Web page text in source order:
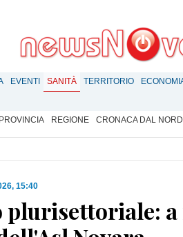
EVENTI SANITÀ TERRITORIO
PROVINCIA REGIONE CRONACA DAL
15:40
plurisettoriale: